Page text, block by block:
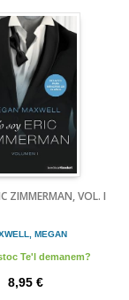
ZIMMERMAN, VOL. I
MEGAN
Te'l demanem?
8,95 €